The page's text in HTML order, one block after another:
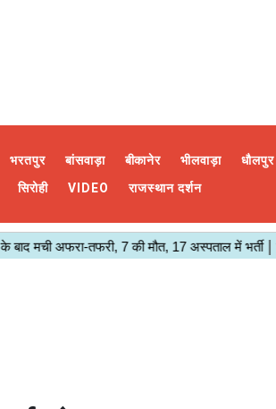
भरतपुर बांसवाड़ा बीकानेर भीलवाड़ा धौलपुर
सिरोही VIDEO राजस्थान दर्शन